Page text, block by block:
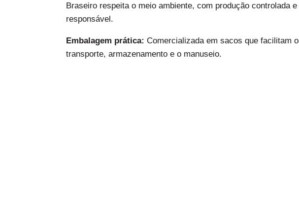
Braseiro respeita o meio ambiente, com produção controlada e
responsável.
Embalagem prática: Comercializada em sacos que facilitam o
transporte, armazenamento e o manuseio.